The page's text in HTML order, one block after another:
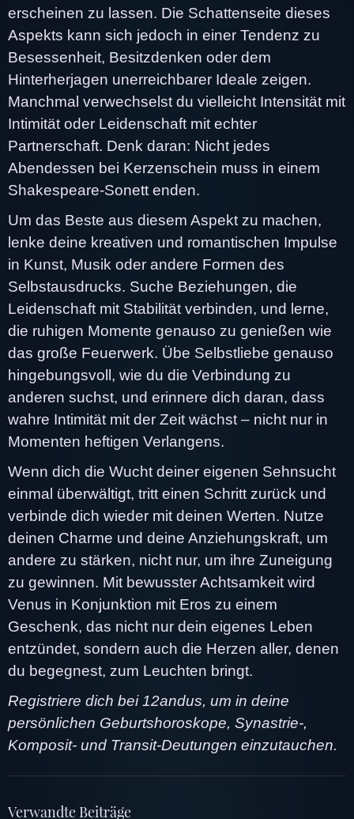
erscheinen zu lassen. Die Schattenseite dieses
Aspekts kann sich jedoch in einer Tendenz zu
Besessenheit, Besitzdenken oder dem
Hinterherjagen unerreichbarer Ideale zeigen.
Manchmal verwechselst du vielleicht Intensität mit
Intimität oder Leidenschaft mit echter
Partnerschaft. Denk daran: Nicht jedes
Abendessen bei Kerzenschein muss in einem
Shakespeare-Sonett enden.
Um das Beste aus diesem Aspekt zu machen,
lenke deine kreativen und romantischen Impulse
in Kunst, Musik oder andere Formen des
Selbstausdrucks. Suche Beziehungen, die
Leidenschaft mit Stabilität verbinden, und lerne,
die ruhigen Momente genauso zu genießen wie
das große Feuerwerk. Übe Selbstliebe genauso
hingebungsvoll, wie du die Verbindung zu
anderen suchst, und erinnere dich daran, dass
wahre Intimität mit der Zeit wächst – nicht nur in
Momenten heftigen Verlangens.
Wenn dich die Wucht deiner eigenen Sehnsucht
einmal überwältigt, tritt einen Schritt zurück und
verbinde dich wieder mit deinen Werten. Nutze
deinen Charme und deine Anziehungskraft, um
andere zu stärken, nicht nur, um ihre Zuneigung
zu gewinnen. Mit bewusster Achtsamkeit wird
Venus in Konjunktion mit Eros zu einem
Geschenk, das nicht nur dein eigenes Leben
entzündet, sondern auch die Herzen aller, denen
du begegnest, zum Leuchten bringt.
Registriere dich bei 12andus, um in deine
persönlichen Geburtshoroskope, Synastrie-,
Komposit- und Transit-Deutungen einzutauchen.
Verwandte Beiträge